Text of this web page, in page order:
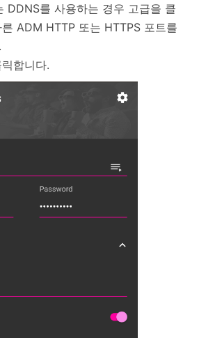
DDNS를 사용하는 경우 고급을 클
ADM HTTP 또는 HTTPS 포트를
합니다.